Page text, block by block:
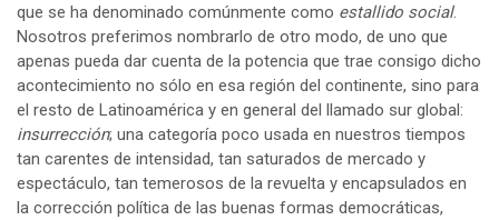
que se ha denominado comúnmente como estallido social.
Nosotros preferimos nombrarlo de otro modo, de uno que
apenas pueda dar cuenta de la potencia que trae consigo dicho
acontecimiento no sólo en esa región del continente, sino para
el resto de Latinoamérica y en general del llamado sur global:
insurrección; una categoría poco usada en nuestros tiempos
tan carentes de intensidad, tan saturados de mercado y
espectáculo, tan temerosos de la revuelta y encapsulados en
la corrección política de las buenas formas democráticas,